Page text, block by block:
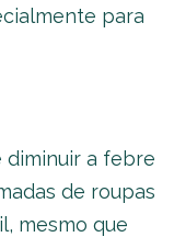
para
diminuir a febre
de roupas
mesmo que